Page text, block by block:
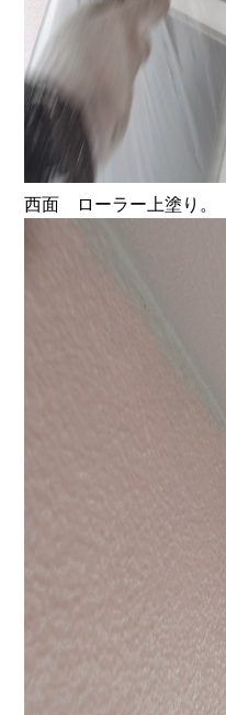
西面 ローラー上塗り。